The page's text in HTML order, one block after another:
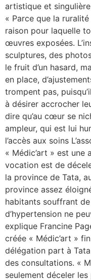
artistique et
« Parce que la ruralité
raison pour laquelle
œuvres exposées.
sculptures, des
le fruit d’un hasard,
en place,
trompent pas,
à désirer accrocher
dire qu’au cœur se
ampleur, qui est lui
l’accès aux soins
« Médic’art » est une
vocation est de
la province de Tata,
province assez
habitants souffrant
d’hypertension ne
explique Francine
créée « Médic’art »
délégation part à
des consultations. «
seulement déceler